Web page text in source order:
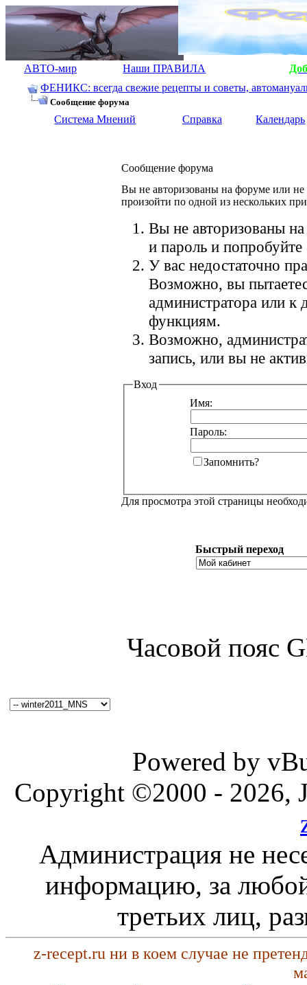
АВТО-мир Наши ПРАВИЛА
ФЕНИКС: всегда свежие рецепты и советы,
Сообщение форума
Система Мнений Справка Календарь
Сообщение форума
Вы не авторизованы на форуме или не
произойти по одной из нескольких
Вы не авторизованы
и пароль и
У вас недостаточно
Возможно, вы
администратора или
функциям.
Возможно,
запись, или вы не
Вход
Имя:
Пароль:
Запомнить?
Для просмотра этой страницы
Быстрый переход
Часовой пояс
Powered by
Copyright ©2000 - 2026,
Администрация не
информацию, за любой
третьих лиц,
z-recept.ru ни в коем случае не